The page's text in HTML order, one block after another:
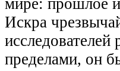
мире: прошлое
Искра
исследователей
пределами, он